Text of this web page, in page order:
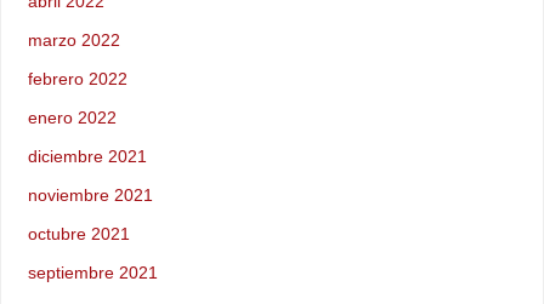
marzo 2022
febrero 2022
enero 2022
diciembre 2021
noviembre 2021
octubre 2021
septiembre 2021